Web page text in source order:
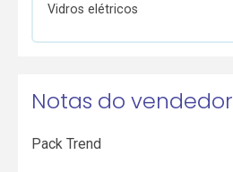
Vidros elétricos
Notas do vendedor
Pack Trend